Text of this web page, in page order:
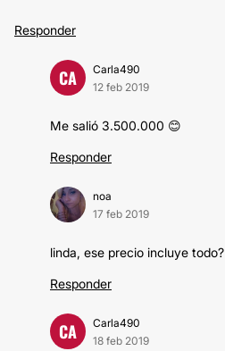
Responder
CA
Carla490
12 feb 2019
Me salió 3.500.000 😊
Responder
noa
17 feb 2019
linda, ese precio incluye todo?
Responder
CA
Carla490
18 feb 2019